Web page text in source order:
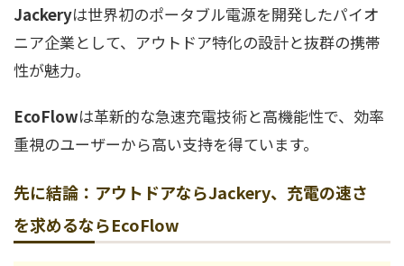
Jackeryは世界初のポータブル電源を開発したパイオ
ニア企業として、アウトドア特化の設計と抜群の携帯
性が魅力。
EcoFlowは革新的な急速充電技術と高機能性で、効率
重視のユーザーから高い支持を得ています。
先に結論：アウトドアならJackery、充電の速さ
を求めるならEcoFlow